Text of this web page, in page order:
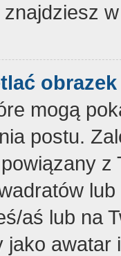
mogą
postu.
z
aś lub na
jako